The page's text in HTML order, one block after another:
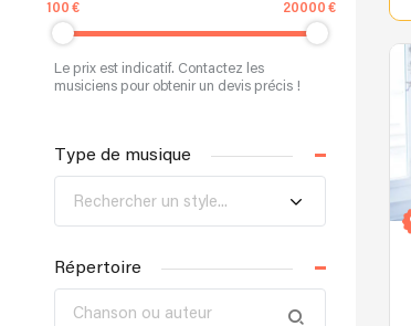
100 20000
Le prix est indicatif. Contactez les
musiciens pour obtenir un devis précis !
Type de musique
Rechercher un style...
Répertoire